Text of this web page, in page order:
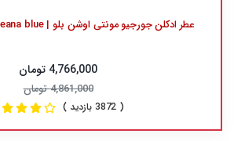
عطر ادکلن جورجیو مونتی اوشن بلو | giorgio monti oceana blue
4,766,000 تومان
4,861,000 تومان
( 3872 بازدید )